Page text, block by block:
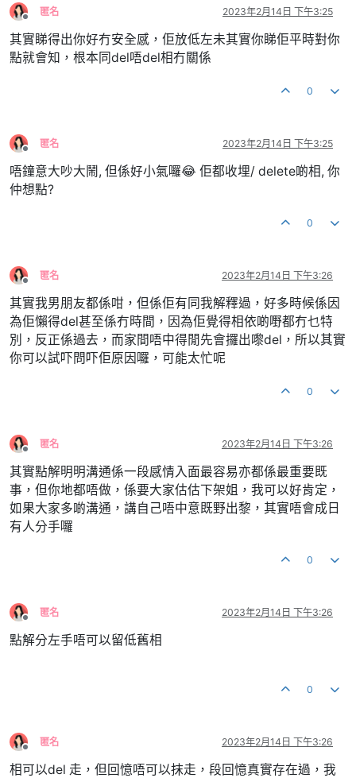
離線
匿名 2023年2月14日 下午3:25
其實睇得出你好冇安全感，佢放低左未其實你睇佢平時對你
點就會知，根本同del唔del相冇關係
0
離線
匿名 2023年2月14日 下午3:25
唔鐘意大吵大鬧, 但係好小氣囉😂 佢都收埋/ delete啲相, 你
仲想點?
0
離線
匿名 2023年2月14日 下午3:26
其實我男朋友都係咁，但係佢有同我解釋過，好多時候係因
為佢懶得del甚至係冇時間，因為佢覺得相依啲嘢都冇乜特
別，反正係過去，而家間唔中得閒先會攞出嚟del，所以其實
你可以試吓問吓佢原因囉，可能太忙呢
0
離線
匿名 2023年2月14日 下午3:26
其實點解明明溝通係一段感情入面最容易亦都係最重要既
事，但你地都唔做，係要大家估估下架姐，我可以好肯定，
如果大家多啲溝通，講自己唔中意既野出黎，其實唔會成日
有人分手囉
0
離線
匿名 2023年2月14日 下午3:26
點解分左手唔可以留低舊相
0
離線
匿名 2023年2月14日 下午3:26
相可以del 走，但回憶唔可以抹走，段回憶真實存在過，我